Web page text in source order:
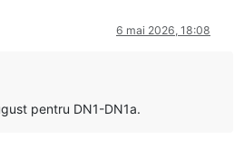
6 mai 2026, 18:08
pentru DN1-DN1a.